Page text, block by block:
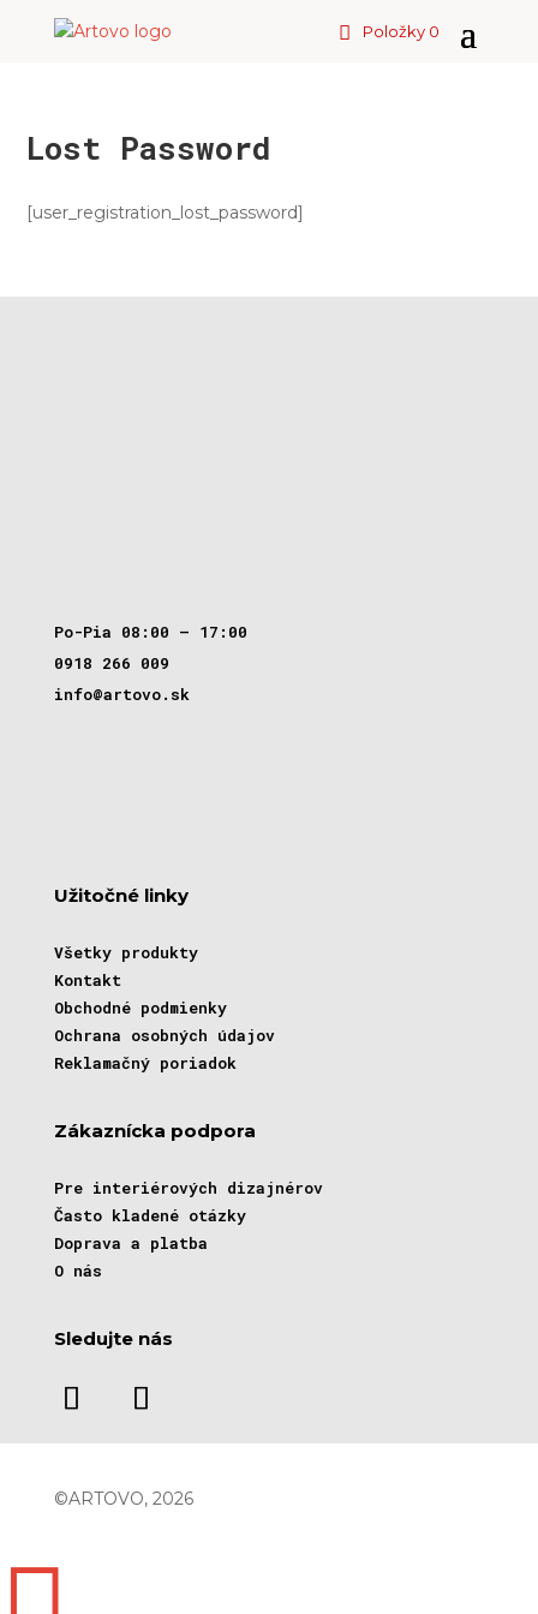
Položky 0
Lost Password
[user_registration_lost_password]
Po-Pia 08:00 – 17:00
0918 266 009
info@artovo.sk
Užitočné linky
Všetky produkty
Kontakt
Obchodné podmienky
Ochrana osobných údajov
Reklamačný poriadok
Zákaznícka podpora
Pre interiérových dizajnérov
Často kladené otázky
Doprava a platba
O nás
Sledujte nás
©ARTOVO, 2026